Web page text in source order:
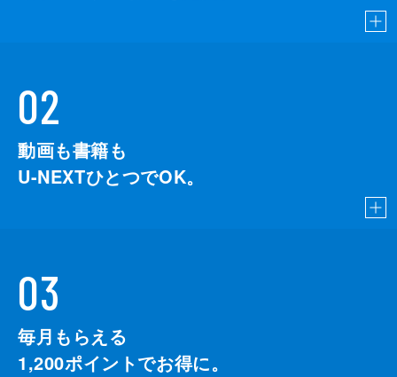
02
動画も書籍も
U-NEXTひとつでOK。
03
毎月もらえる
1,200ポイントでお得に。